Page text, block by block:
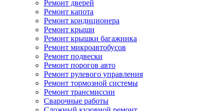
Ремонт дверей
Ремонт капота
Ремонт кондиционера
Ремонт крыши
Ремонт крышки багажника
Ремонт микроавтобусов
Ремонт подвески
Ремонт порогов авто
Ремонт рулевого управления
Ремонт тормозной системы
Ремонт трансмиссии
Сварочные работы